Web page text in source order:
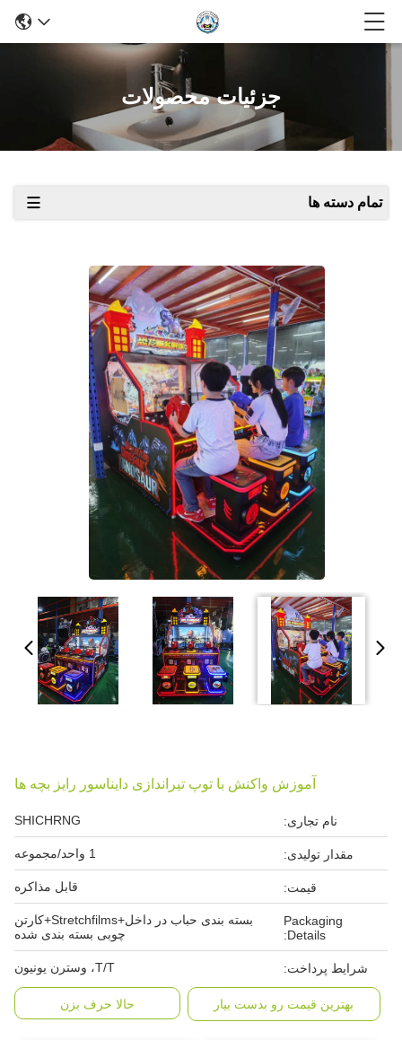
جزئیات محصولات
تمام دسته ها
آموزش واکنش با توپ تیراندازی دایناسور رایز بچه ها
نام تجاری: SHICHRNG
مقدار تولیدی: 1 واحد/مجموعه
قیمت: قابل مذاکره
Packaging
Details:
بسته بندی حباب در داخل+Stretchfilms+کارتن
چوبی بسته بندی شده
شرایط پرداخت: T/T، وسترن یونیون
بهترین قیمت رو بدست بیار حالا حرف بزن